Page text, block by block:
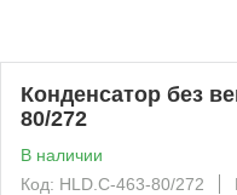
Конденсатор без
80/272
В наличии
Код: HLD.C-463-80/272